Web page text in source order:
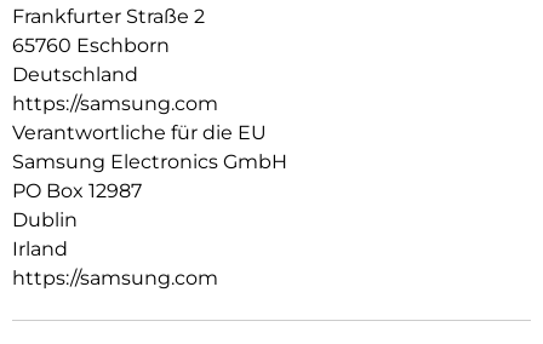
Frankfurter Straße 2
65760 Eschborn
Deutschland
https://samsung.com
Verantwortliche für die EU
Samsung Electronics GmbH
PO Box 12987
Dublin
Irland
https://samsung.com